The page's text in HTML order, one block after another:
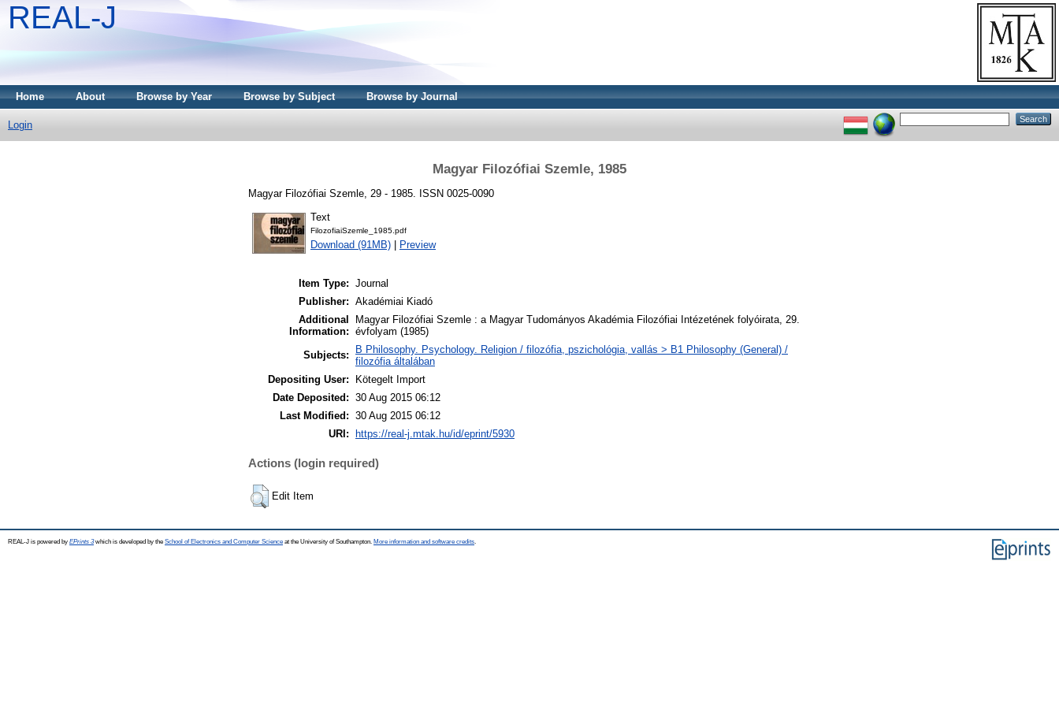
REAL-J
Home About Browse by Year Browse by Subject Browse by Journal
Login
Magyar Filozófiai Szemle, 1985
Magyar Filozófiai Szemle, 29 - 1985. ISSN 0025-0090
Text
FilozofiaiSzemle_1985.pdf
Download (91MB) Preview
Item Type: Journal
Publisher: Akadémiai Kiadó
Additional
Information:
Magyar Filozófiai Szemle : a Magyar Tudományos Akadémia Filozófiai Intézetének folyóirata, 29.
évfolyam (1985)
Subjects:
B Philosophy. Psychology. Religion / filozófia, pszichológia, vallás > B1 Philosophy (General) /
filozófia általában
Depositing User:
Kötegelt Import
Date Deposited: 30 Aug 2015 06:12
Last Modified: 30 Aug 2015 06:12
URI:
https://real-j.mtak.hu/id/eprint/5930
Actions (login required)
Edit Item
REAL-J is powered by EPrints 3which is developed by the School of Electronics and Computer Science at the University of Southampton. More information and software credits